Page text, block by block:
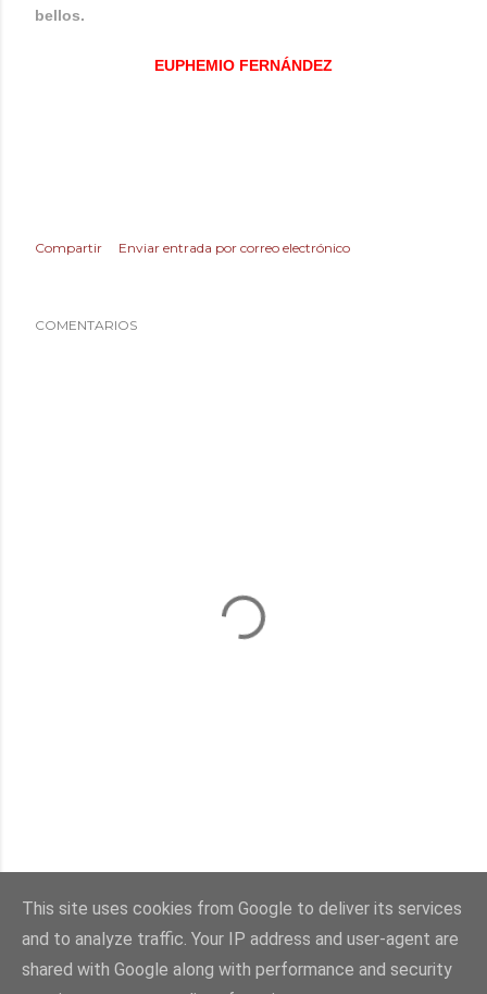
bellos.
EUPHEMIO FERNÁNDEZ
Compartir Enviar entrada por correo electrónico
COMENTARIOS
Con la tecnología de Blogger
This site uses cookies from Google to deliver its services
and to analyze traffic. Your IP address and user-agent are
shared with Google along with performance and security